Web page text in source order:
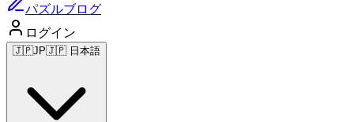
パズルブログ
ログイン
🇯🇵JP🇯🇵 日本語